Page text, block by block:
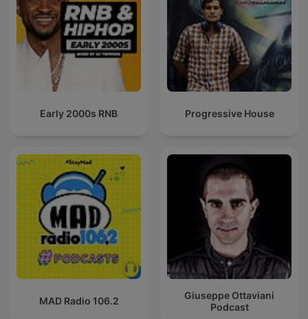
Early 2000s RNB Progressive House
MAD Radio 106.2
Giuseppe Ottaviani
Podcast